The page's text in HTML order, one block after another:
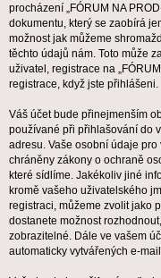
procházení „FÓRUM NA
dokumentu, který se zaobírá
možnost jak můžeme
těchto údajů nám. Toto může
uživatel, registrace na
registrace, když jste přihlášeni.
Váš účet bude přinejmenším
používané při přihlašování do
adresu. Vaše osobní údaje pro
chráněny zákony o ochraně
které sídlíme. Jakékoliv jiné
kromě vašeho uživatelského
registraci, můžeme zvolit jako
dostanete možnost
zobrazitelné. Dále ve vašem
automaticky vytvářených e-